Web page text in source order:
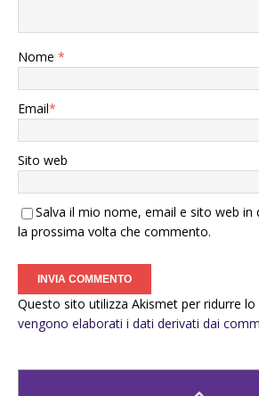
Nome *
Email*
Sito web
Salva il mio nome, email e sito web
la prossima volta che commento.
Questo sito utilizza Akismet per ridurre lo
vengono elaborati i dati derivati dai